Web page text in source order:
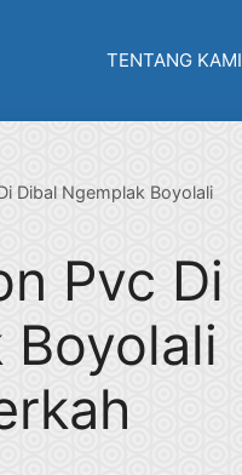
TENTANG KAMI
Dibal Ngemplak Boyolali
Pvc Di
Boyolali